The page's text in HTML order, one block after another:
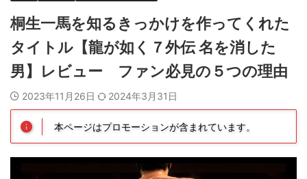
桐生一馬を知るきっかけを作ってくれた
タイトル【龍が如く７外伝 名を消した
男】レビュー ファン必見の５つの理由
2023年11月26日 2024年3月31日
本ページはプロモーションが含まれています。